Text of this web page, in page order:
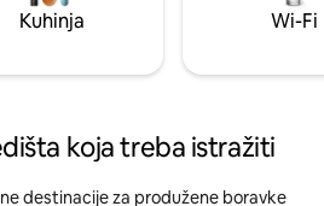
Kuhinja Wi-Fi
koja treba istražiti
destinacije za produžene boravke